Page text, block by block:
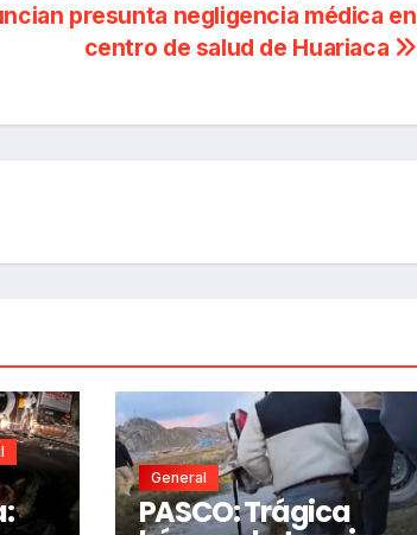
presunta negligencia médica en
centro de salud de Huariaca
General
PASCO: Trágica